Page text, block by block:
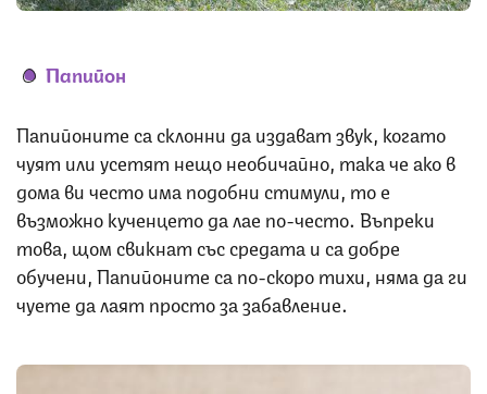
Папийон
Папийоните са склонни да издават звук, когато
чуят или усетят нещо необичайно, така че ако в
дома ви често има подобни стимули, то е
възможно кученцето да лае по-често. Въпреки
това, щом свикнат със средата и са добре
обучени, Папийоните са по-скоро тихи, няма да ги
чуете да лаят просто за забавление.